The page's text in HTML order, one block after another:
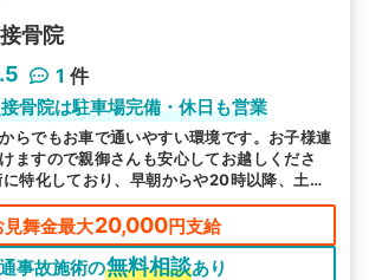
骨院
1 件
骨院は駐車場完備・休日も営業
らでもお車で通いやすい環境です。お子様連
ますので親御さんも安心してお越しくださ
特化しており、早朝からや20時以降、土・
。お悩み事は経績豊富な当院にお任せくださ
見舞金最大20,000円支給
事故施術の無料相談あり